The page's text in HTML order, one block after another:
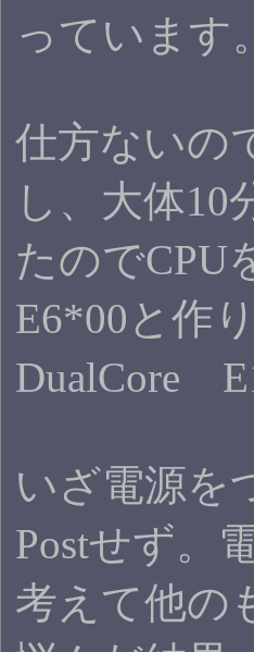
っています。
仕方ないの
し、大体10
たのでCPU
E6*00と作
DualCore
いざ電源を
Postせず。
考えて他の